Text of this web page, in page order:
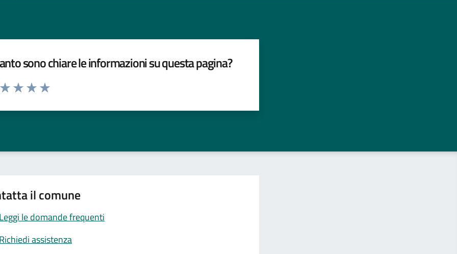
sono chiare le informazioni su questa pagina?
da 1 a 5 stelle la pagina
il comune
le domande frequenti
assistenza